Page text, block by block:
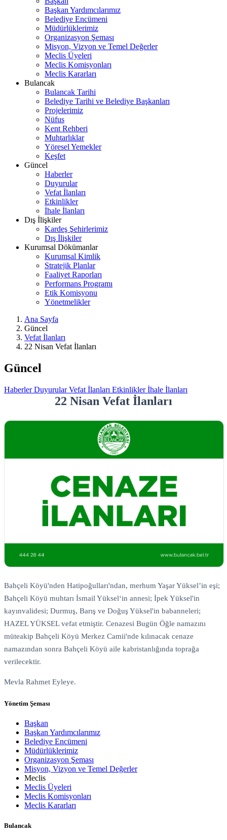
Başkan Yardımcılarımız
Belediye Encümeni
Müdürlüklerimiz
Organizasyon Şeması
Misyon, Vizyon ve Temel Değerler
Meclis Üyeleri
Meclis Komisyonları
Meclis Kararları
Bulancak
Bulancak Tarihi
Belediye Tarihi ve Belediye Başkanları
Projelerimiz
Nüfus
Kent Rehberi
Muhtarlıklar
Yöresel Yemekler
Keşfet
Güncel
Haberler
Duyurular
Vefat İlanları
Etkinlikler
İhale İlanları
Dış İlişkiler
Kardeş Şehirlerimiz
Dış İlişkiler
Kurumsal Dökümanlar
Kurumsal Kimlik
Stratejik Planlar
Faaliyet Raporları
Performans Programı
Etik Komisyonu
Yönetmelikler
Ana Sayfa
Güncel
Vefat İlanları
22 Nisan Vefat İlanları
Güncel
HaberlerDuyurularVefat İlanları Etkinliklerİhale İlanları
22 Nisan Vefat İlanları
Bahçeli Köyü'nden Hatipoğulları'ndan, merhum Yaşar Yüksel’in eşi;
Bahçeli Köyü muhtarı İsmail Yüksel‘in annesi; İpek Yüksel'in
kayınvalidesi; Durmuş, Barış ve Doğuş Yüksel'in babanneleri;
HAZEL YÜKSEL vefat etmiştir. Cenazesi Bugün Öğle namazını
müteakip Bahçeli Köyü Merkez Camii'nde kılınacak cenaze
namazından sonra Bahçeli Köyü aile kabristanlığında toprağa
verilecektir.
Mevla Rahmet Eyleye.
Yönetim Şeması
Başkan
Başkan Yardımcılarımız
Belediye Encümeni
Müdürlüklerimiz
Organizasyon Şeması
Misyon, Vizyon ve Temel Değerler
Meclis
Meclis Üyeleri
Meclis Komisyonları
Meclis Kararları
Bulancak